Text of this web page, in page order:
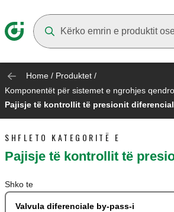
Home / Produktet /
Komponentët për sistemet e ngrohjes
Pajisje të kontrollit të presionit diferencial
SHFLETO KATEGORITË E
Pajisje të kontrollit të
Shko te
Valvula diferenciale by-pass-i